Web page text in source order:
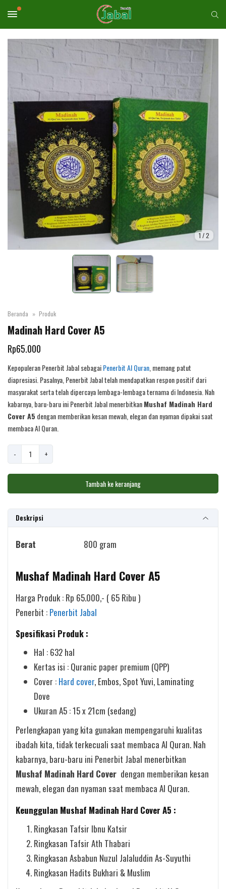
1 /2
Beranda Produk
Madinah Hard Cover A5
Rp65.000
Kepopuleran Penerbit Jabal sebagaiPenerbit Al Quran , memang patut
diapresiasi. Pasalnya, Penerbit Jabal telah mendapatkan respon positif dari
masyarakat serta telah dipercaya lembaga-lembaga ternama di Indonesia. Nah
kabarnya, baru-baru ini Penerbit Jabal menerbitkanMushaf Madinah Hard
Cover A5 dengan memberikan kesan mewah, elegan dan nyaman dipakai saat
membaca Al Quran.
-
Kuantitas
Madinah
Hard
+
Tambah ke keranjang
Deskripsi
Berat 800 gram
Mushaf Madinah Hard Cover A5
Harga Produk : Rp 65.000,- ( 65 Ribu )
Penerbit : Penerbit Jabal
Spesifikasi Produk :
Hal : 632 hal
Kertas isi : Quranic paper premium (QPP)
Cover : Hard cover, Embos, Spot Yuvi, Laminating
Dove
Ukuran A5 : 15 x 21cm (sedang)
Perlengkapan yang kita gunakan mempengaruhi kualitas
ibadah kita, tidak terkecuali saat membaca Al Quran. Nah
kabarnya, baru-baru ini Penerbit Jabal menerbitkan
Mushaf Madinah Hard Cover dengan memberikan kesan
mewah, elegan dan nyaman saat membaca Al Quran.
Keunggulan Mushaf Madinah Hard Cover A5 :
Ringkasan Tafsir Ibnu Katsir
Ringkasan Tafsir Ath Thabari
Ringkasan Asbabun Nuzul Jalaluddin As-Suyuthi
Ringkasan Hadits Bukhari & Muslim